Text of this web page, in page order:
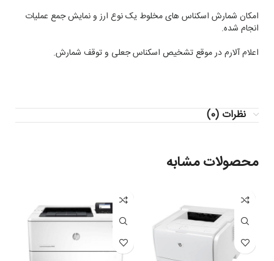
امکان شمارش اسکناس های مخلوط یک نوع ارز و نمایش جمع عملیات
انجام شده.
اعلام آلارم در موقع تشخیص اسکناس جعلی و توقف شمارش.
نظرات (0)
محصولات مشابه